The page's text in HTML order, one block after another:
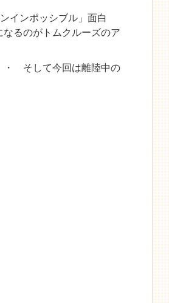
インポッシブル」面白
るのがトムクルーズのア
・ そして今回は離陸中の